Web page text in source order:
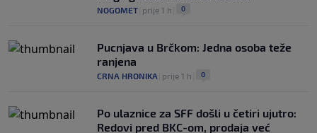
NOGOMET prije 1 h 0
Pucnjava u Brčkom: Jedna osoba teže
ranjena
CRNA HRONIKA prije 1 h 0
Po ulaznice za SFF došli u četiri ujutro:
Redovi pred BKC-om, prodaja već